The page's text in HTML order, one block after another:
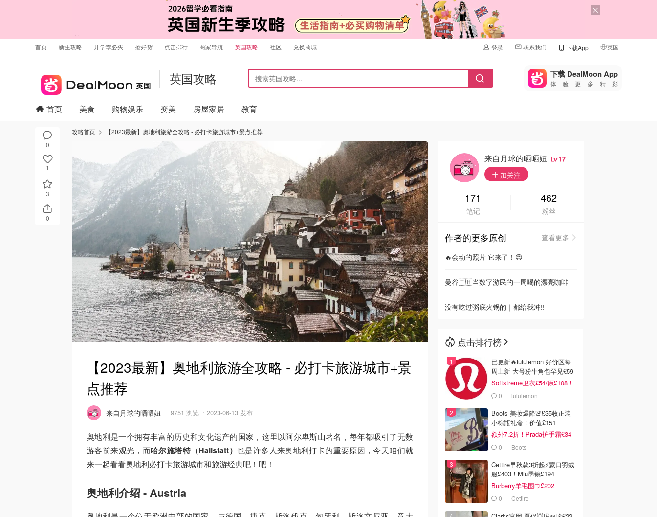
首页 新生攻略 开学季必买 抢好货 点击排行 商家导航 英国攻略 社区 兑换商城 登录 联系我们 下载App 英国
🇺🇸
🇨🇳 中国
🇩🇪
🇮🇹
🇦🇺
🇳🇿新西兰
英国攻略 下载 DealMoon App
体验更多精彩
0
1
3
0
首页 美食 购物娱乐 变美 房屋家居 教育
攻略首页 【2023最新】奥地利旅游全攻略 - 必打卡旅游城市+景点推荐
【2023最新】奥地利旅游全攻略 - 必打卡旅游城市+景
点推荐
来自月球的晒晒妞 9751 浏览 2023-06-13 发布
奥地利是一个拥有丰富的历史和文化遗产的国家，这里以阿尔卑斯山著名，每年都吸引了无数
游客前来观光，而哈尔施塔特（Hallstatt）也是许多人来奥地利打卡的重要原因，今天咱们就
来一起看看奥地利必打卡旅游城市和旅游经典吧！吧！
奥地利介绍 - Austria
来自月球的晒晒妞 17
加关注
171
笔记
462
粉丝
作者的更多原创
查看更多
🔥会动的照片 它来了！😍
曼谷🇹🇭当数字游民的一周喝的漂亮咖啡
没有吃过粥底火锅的｜都给我冲‼️
点击排行榜
已更新🔥lululemon 好价区每
周上新 大号粉牛角包罕见£59
Softstreme卫衣£54/原£108！
0 lululemon
Boots 美妆爆降🚨£35收正装
小棕瓶礼盒！价值£151
额外7.2折！Prada护手霜£34
0 Boots
Cettire早秋款3折起⚡️蒙口羽绒
服£403！Miu墨镜£194
Burberry羊毛围巾£202
0 Cettire